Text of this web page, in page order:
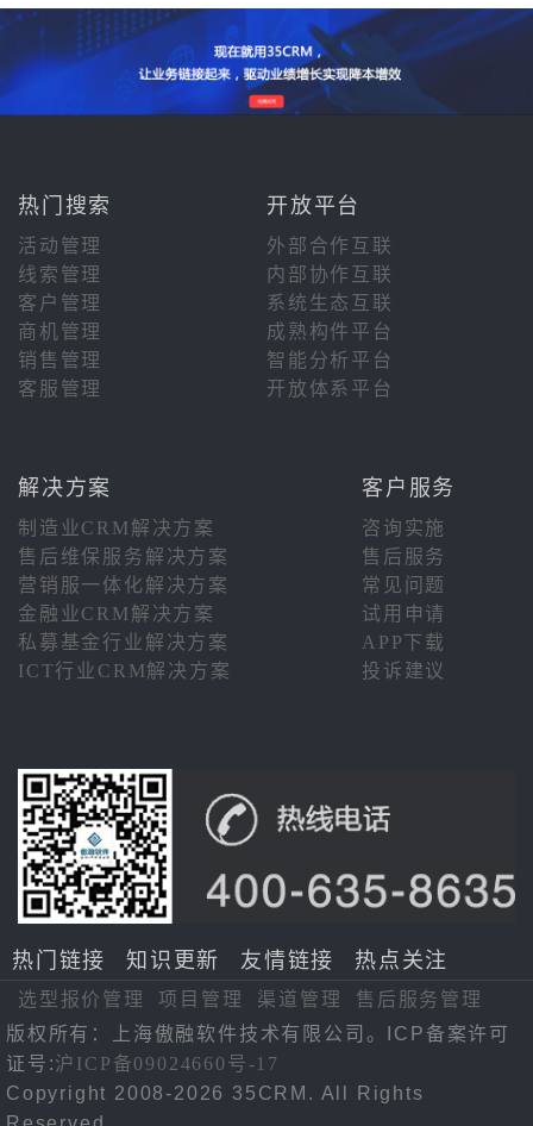
热门搜索 开放平台
活动管理
外部合作互联
线索管理
内部协作互联
客户管理
系统生态互联
商机管理
成熟构件平台
销售管理
智能分析平台
客服管理
开放体系平台
解决方案 客户服务
制造业CRM解决方案
咨询实施
售后维保服务解决方案
售后服务
营销服一体化解决方案
常见问题
金融业CRM解决方案
试用申请
私募基金行业解决方案
APP下载
ICT行业CRM解决方案
投诉建议
热门链接 知识更新 友情链接 热点关注
选型报价管理 项目管理 渠道管理
售后服务管理
版权所有：上海傲融软件技术有限公司。ICP备案许可
证号:沪ICP备09024660号-17
Copyright 2008-2026 35CRM. All Rights